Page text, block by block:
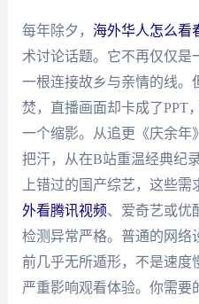
每年除夕， 海外华人怎么看
术讨论话题。它不再仅仅是
一根连接故乡与亲情的线。
焚，直播画面却卡成了PPT
一个缩影。从追更《庆余年
把汗，从在B站重温经典纪
上错过的国产综艺，这些
外看腾讯视频、爱奇艺或优
检测异常严格。普通的网络
前几乎无所遁形，不是速度
严重影响观看体验。你需要